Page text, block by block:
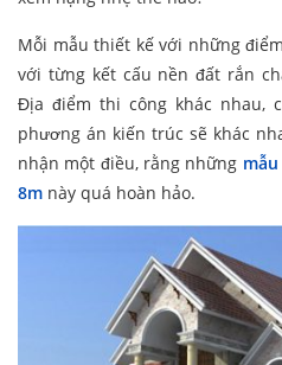
Mỗi mẫu thiết kế với những
với từng kết cấu nền đất rắn
Địa điểm thi công khác nhau,
phương án kiến trúc sẽ khác
nhận một điều, rằng những
8m này quá hoàn hảo.